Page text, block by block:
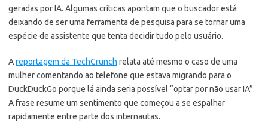
geradas por IA. Algumas críticas apontam que o buscador está
deixando de ser uma ferramenta de pesquisa para se tornar uma
espécie de assistente que tenta decidir tudo pelo usuário.
Areportagem da TechCrunch relata até mesmo o caso de uma
mulher comentando ao telefone que estava migrando para o
DuckDuckGo porque lá ainda seria possível “optar por não usar IA”.
A frase resume um sentimento que começou a se espalhar
rapidamente entre parte dos internautas.